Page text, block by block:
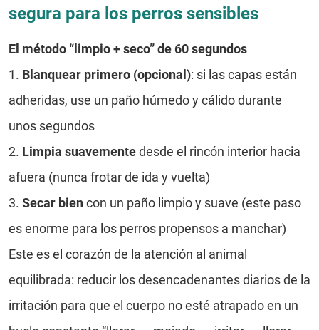
segura para los perros sensibles
El método “limpio + seco” de 60 segundos
1. Blanquear primero (opcional): si las capas están
adheridas, use un paño húmedo y cálido durante
unos segundos
2. Limpia suavementedesde el rincón interior hacia
afuera (nunca frotar de ida y vuelta)
3. Secar biencon un paño limpio y suave (este paso
es enorme para los perros propensos a manchar)
Este es el corazón de la atención al animal
equilibrada: reducir los desencadenantes diarios de la
irritación para que el cuerpo no esté atrapado en un